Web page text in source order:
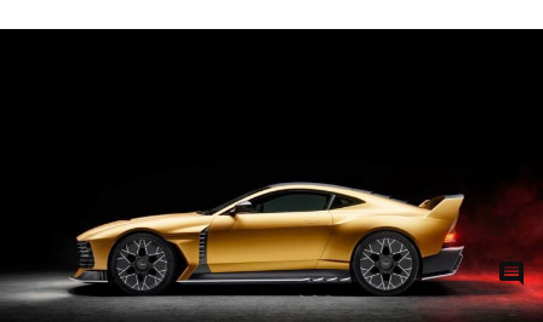
2